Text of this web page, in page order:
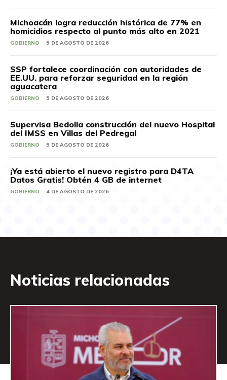
Michoacán logra reducción histórica de 77% en
homicidios respecto al punto más alto en 2021
GOBIERNO 5 DE AGOSTO DE 2026
SSP fortalece coordinación con autoridades de
EE.UU. para reforzar seguridad en la región
aguacatera
GOBIERNO 5 DE AGOSTO DE 2026
Supervisa Bedolla construcción del nuevo Hospital
del IMSS en Villas del Pedregal
GOBIERNO 5 DE AGOSTO DE 2026
¡Ya está abierto el nuevo registro para D4TA
Datos Gratis! Obtén 4 GB de internet
GOBIERNO 4 DE AGOSTO DE 2026
Noticias relacionadas